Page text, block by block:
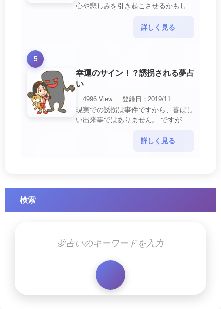
心や悲しみを引き起こさせるかもしれ
意して欲しいメッセージや警告を伝え
詳しく見る
5
幸運のサイン！？誘拐される夢占
い
4996 View
登録日：2019/11
現実での誘拐は事件ですから、喜ばし
い出来事ではありません。 ですが、
詳しく見る
検索